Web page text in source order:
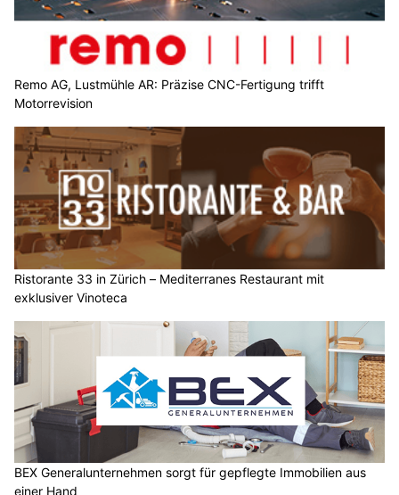
Remo AG, Lustmühle AR: Präzise CNC-Fertigung trifft
Motorrevision
Ristorante 33 in Zürich – Mediterranes Restaurant mit
exklusiver Vinoteca
BEX Generalunternehmen sorgt für gepflegte Immobilien aus
einer Hand